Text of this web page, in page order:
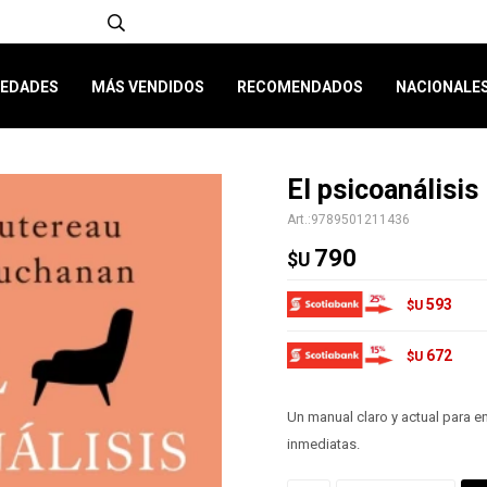
MÁS VENDIDOS RECOMENDADOS
El
9789501211436
$U 790
$U 593
$U 672
Un manual claro y actual para
inmediatas.